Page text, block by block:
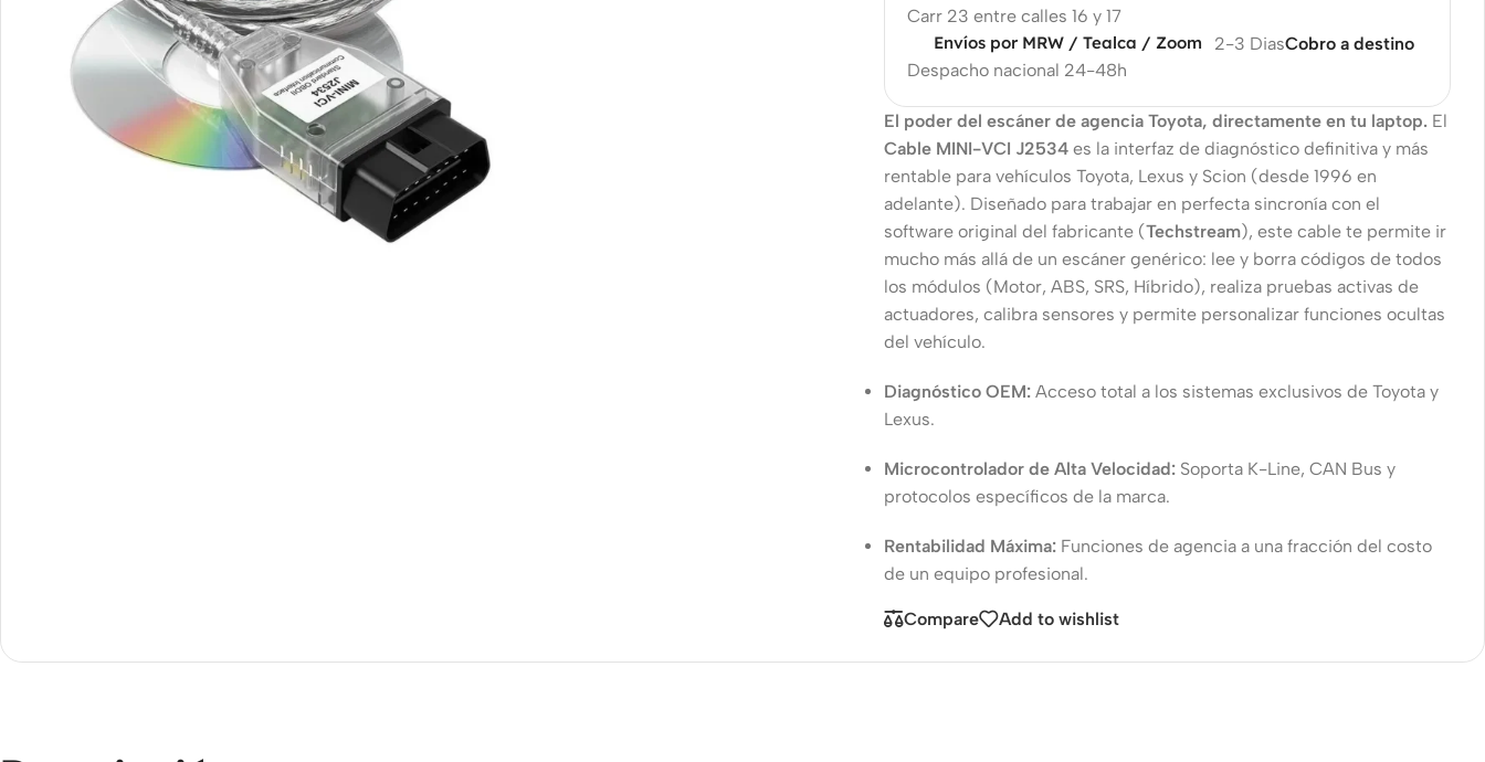
Carr 23 entre calles 16 y 17
Envíos por MRW / Tealca / Zoom
Despacho nacional 24-48h
2-3 DiasCobro a destino
El poder del escáner de agencia Toyota, directamente en tu laptop. El
Cable MINI-VCI J2534 es la interfaz de diagnóstico definitiva y más
rentable para vehículos Toyota, Lexus y Scion (desde 1996 en
adelante). Diseñado para trabajar en perfecta sincronía con el
software original del fabricante (Techstream), este cable te permite ir
mucho más allá de un escáner genérico: lee y borra códigos de todos
los módulos (Motor, ABS, SRS, Híbrido), realiza pruebas activas de
actuadores, calibra sensores y permite personalizar funciones ocultas
del vehículo.
Diagnóstico OEM: Acceso total a los sistemas exclusivos de Toyota y
Lexus.
Microcontrolador de Alta Velocidad: Soporta K-Line, CAN Bus y
protocolos específicos de la marca.
Rentabilidad Máxima: Funciones de agencia a una fracción del costo
de un equipo profesional.
Compare Add to wishlist